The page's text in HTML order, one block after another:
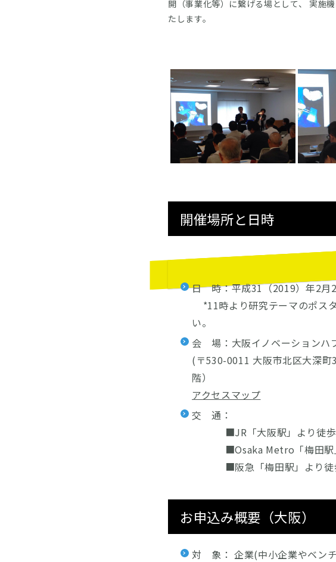
開（事業化等）に繋げる場として、 実施
たします。
開催場所と日時
日 時：平成31（2019）年2
*11時より研究テーマのポス
い。
会 場：大阪イノベーションハ
(〒530-0011 大阪市北区大深
階）
アクセスマップ
交 通：
■JR「大阪駅」より徒歩
■Osaka Metro「梅田駅
■阪急「梅田駅」より徒
お申込み概要（大阪）
対 象： 企業(中小企業やベン